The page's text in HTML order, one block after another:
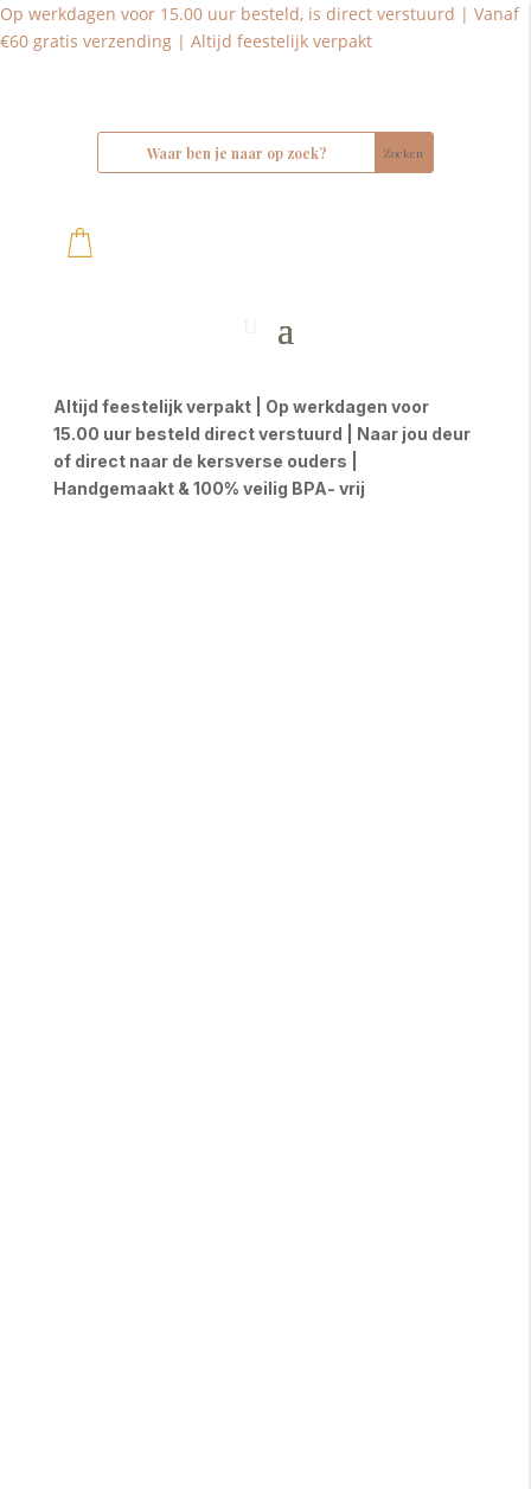
Op werkdagen voor 15.00 uur besteld, is direct verstuurd | Vanaf
€60 gratis verzending | Altijd feestelijk verpakt
Altijd feestelijk verpakt | Op werkdagen voor
15.00 uur besteld direct verstuurd | Naar jou deur
of direct naar de kersverse ouders |
Handgemaakt & 100% veilig BPA- vrij